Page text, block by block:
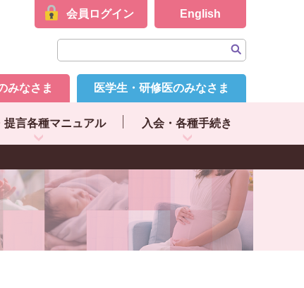
会員ログイン English
みなさま 医学生・研修医のみなさま
提言各種マニュアル 入会・各種手続き